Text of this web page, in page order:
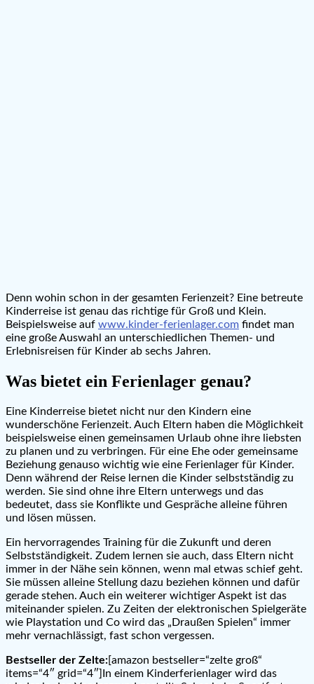
Denn wohin schon in der gesamten Ferienzeit? Eine betreute
Kinderreise ist genau das richtige für Groß und Klein.
Beispielsweise auf www.kinder-ferienlager.com findet man
eine große Auswahl an unterschiedlichen Themen- und
Erlebnisreisen für Kinder ab sechs Jahren.
Was bietet ein Ferienlager genau?
Eine Kinderreise bietet nicht nur den Kindern eine
wunderschöne Ferienzeit. Auch Eltern haben die Möglichkeit
beispielsweise einen gemeinsamen Urlaub ohne ihre liebsten
zu planen und zu verbringen. Für eine Ehe oder gemeinsame
Beziehung genauso wichtig wie eine Ferienlager für Kinder.
Denn während der Reise lernen die Kinder selbstständig zu
werden. Sie sind ohne ihre Eltern unterwegs und das
bedeutet, dass sie Konflikte und Gespräche alleine führen
und lösen müssen.
Ein hervorragendes Training für die Zukunft und deren
Selbstständigkeit. Zudem lernen sie auch, dass Eltern nicht
immer in der Nähe sein können, wenn mal etwas schief geht.
Sie müssen alleine Stellung dazu beziehen können und dafür
gerade stehen. Auch ein weiterer wichtiger Aspekt ist das
miteinander spielen. Zu Zeiten der elektronischen Spielgeräte
wie Playstation und Co wird das „Draußen Spielen“ immer
mehr vernachlässigt, fast schon vergessen.
Bestseller der Zelte:[amazon bestseller=“zelte groß“
items=“4″ grid=“4″]In einem Kinderferienlager wird das